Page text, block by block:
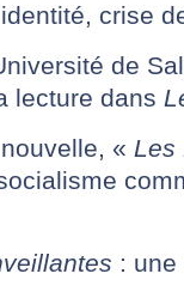
crise
de
lecture dans
« Les
: